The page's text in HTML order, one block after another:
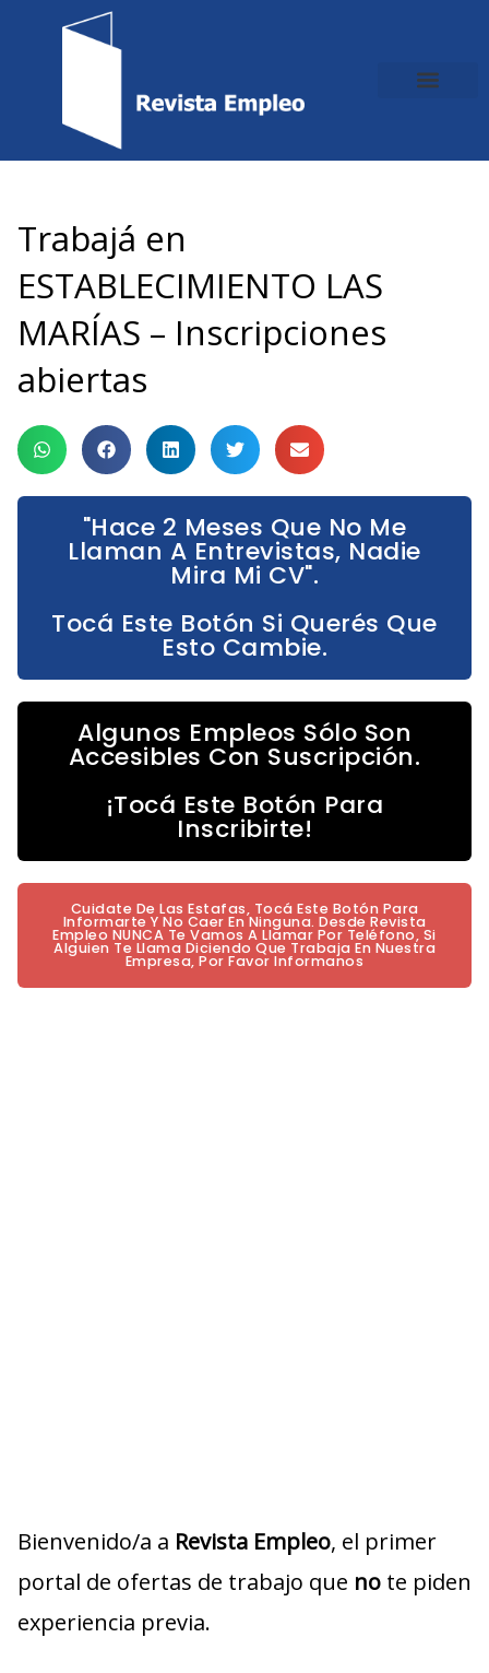
Trabajá en
ESTABLECIMIENTO LAS
MARÍAS – Inscripciones
abiertas
"Hace 2 Meses Que No Me
Llaman A Entrevistas, Nadie
Mira Mi CV".
Tocá Este Botón Si Querés Que
Esto Cambie.
Algunos Empleos Sólo Son
Accesibles Con Suscripción.
¡Tocá Este Botón Para
Inscribirte!
Cuidate De Las Estafas, Tocá Este Botón Para
Informarte Y No Caer En Ninguna. Desde Revista
Empleo NUNCA Te Vamos A Llamar Por Teléfono, Si
Alguien Te Llama Diciendo Que Trabaja En Nuestra
Empresa, Por Favor Informanos
Bienvenido/a a Revista Empleo, el primer
portal de ofertas de trabajo que no te piden
experiencia previa.